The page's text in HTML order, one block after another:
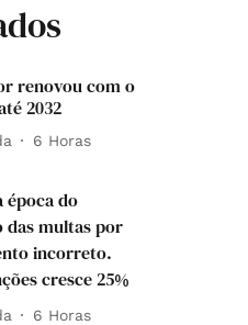
renovou com o
2032
6 Horas
época do
das multas por
incorreto.
cresce 25%
6 Horas